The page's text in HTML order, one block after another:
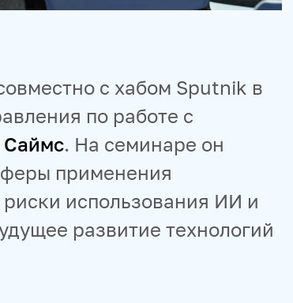
с хабом Sputnik в
по работе с
. На семинаре он
применения
использования ИИ и
развитие технологий